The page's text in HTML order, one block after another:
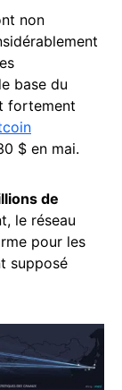
non
base du
fortement
$ en mai.
de
le réseau
pour les
supposé